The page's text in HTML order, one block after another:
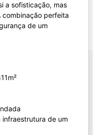
a sofisticação, mas
combinação perfeita
de um
de um